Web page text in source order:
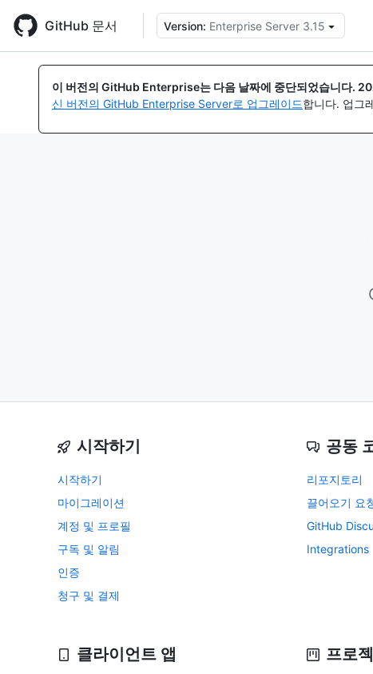
main
GitHub 문서 Version: Enterprise Server 3.15
이 버전의 GitHub Enterprise는 다음 날짜에 중단되었습니다.
신 버전의 GitHub Enterprise Server로 업그레이드합니다. 업그
시작하기
시작하기
마이그레이션
계정 및 프로필
구독 및 알림
인증
청구 및 결제
공동
리포지토리
끌어오기 요
GitHub
Integrations
클라이언트 앱 프로